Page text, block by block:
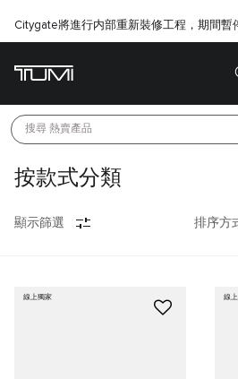
Citygate將進行内部重新裝修工程，期間暫
搜尋 熱賣產品
按款式分類
顯示篩選 排序方
線上獨家 線